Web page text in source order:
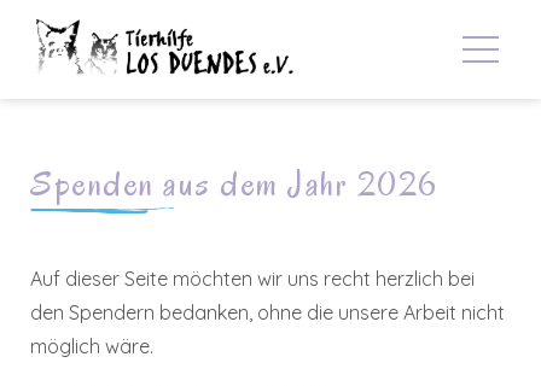
Spenden aus dem Jahr 2026
Auf dieser Seite möchten wir uns recht herzlich bei
den Spendern bedanken, ohne die unsere Arbeit nicht
möglich wäre.